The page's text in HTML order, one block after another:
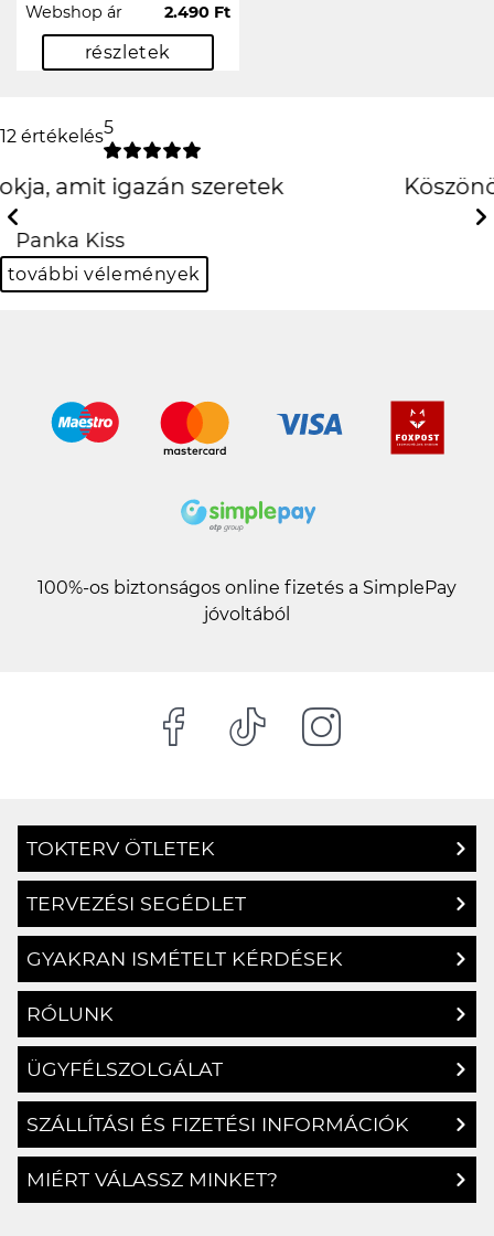
Webshop ár 2.490 Ft
részletek
12 értékelés5
Köszönöm szépen király
Balázs Halász
Previous
további vélemények
100%-os biztonságos online fizetés a SimplePay
jóvoltából
TOKTERV ÖTLETEK
TERVEZÉSI SEGÉDLET
GYAKRAN ISMÉTELT KÉRDÉSEK
RÓLUNK
ÜGYFÉLSZOLGÁLAT
SZÁLLÍTÁSI ÉS FIZETÉSI INFORMÁCIÓK
MIÉRT VÁLASSZ MINKET?